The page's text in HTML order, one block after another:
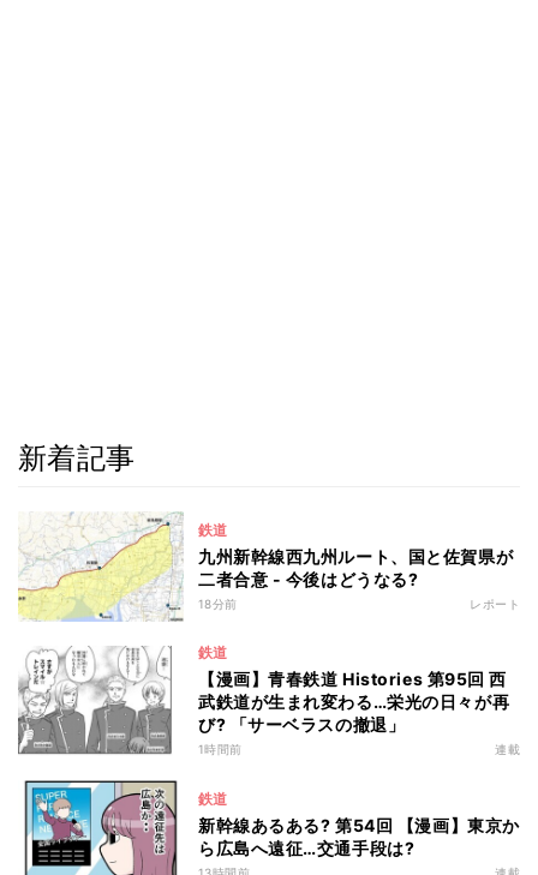
新着記事
鉄道
九州新幹線西九州ルート、国と佐賀県が
二者合意 - 今後はどうなる?
18分前 レポート
鉄道
【漫画】青春鉄道 Histories 第95回 西
武鉄道が生まれ変わる…栄光の日々が再
び? 「サーベラスの撤退」
1時間前 連載
鉄道
新幹線あるある? 第54回 【漫画】東京か
ら広島へ遠征…交通手段は?